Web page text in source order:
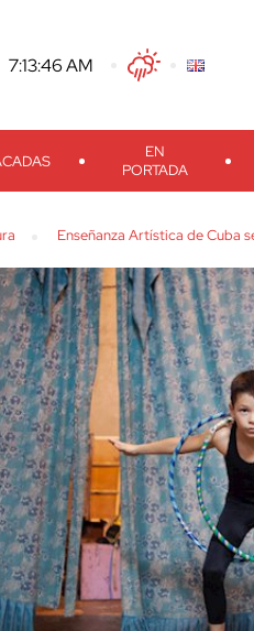
-7:13:47 AM TwitterFacebook
Threads
EN
PORTADA
Enseñanza Artística de Cuba